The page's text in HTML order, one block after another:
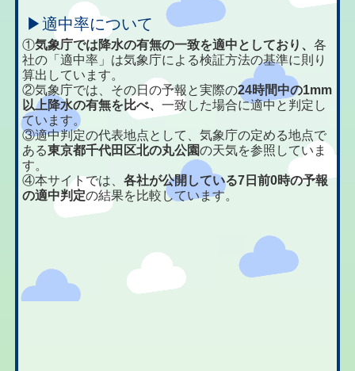
▶適中率について
①気象庁では降水の有無の一致を適中としており、各
社の「適中率」は気象庁による検証方法の基準に則り
算出しています。
②気象庁では、その日の予報と実際の24時間中の1mm
以上降水の有無を比べ、一致した場合に適中と判定し
ています。
③適中判定の代表地点として、気象庁の定める地点で
ある東京都千代田区北の丸公園の天気を参照していま
す。
④本サイトでは、各社が公開している7日前0時の予報
の適中判定の結果を比較しています。